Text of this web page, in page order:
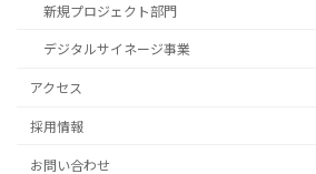
新規プロジェクト部門
デジタルサイネージ事業
アクセス
採用情報
お問い合わせ